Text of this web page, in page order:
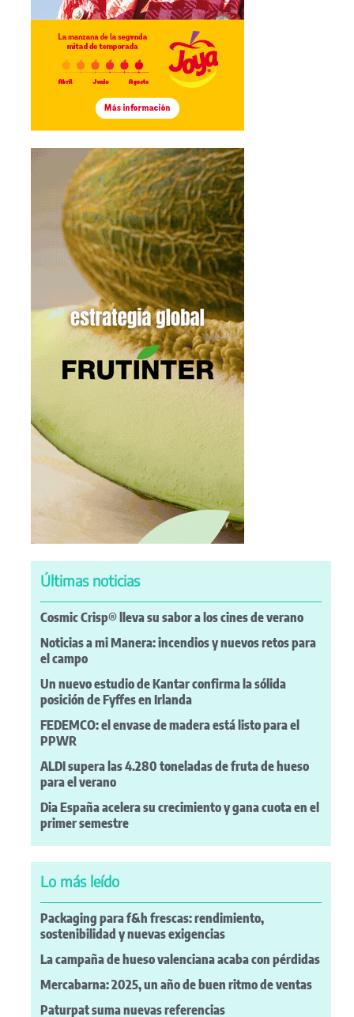
Últimas noticias
Cosmic Crisp® lleva su sabor a los cines de verano
Noticias a mi Manera: incendios y nuevos retos para
el campo
Un nuevo estudio de Kantar confirma la sólida
posición de Fyffes en Irlanda
FEDEMCO: el envase de madera está listo para el
PPWR
ALDI supera las 4.280 toneladas de fruta de hueso
para el verano
Dia España acelera su crecimiento y gana cuota en el
primer semestre
Lo más leído
Packaging para f&h frescas: rendimiento,
sostenibilidad y nuevas exigencias
La campaña de hueso valenciana acaba con pérdidas
Mercabarna: 2025, un año de buen ritmo de ventas
Paturpat suma nuevas referencias